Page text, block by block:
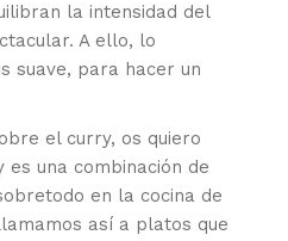
la intensidad del
A ello, lo
suave, para hacer un
el curry, os quiero
una combinación de
en la cocina de
así a platos que